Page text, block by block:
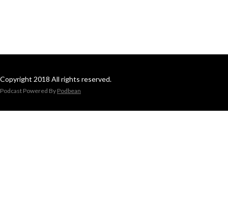
Copyright 2018 All rights reserved.
Podcast Powered By Podbean